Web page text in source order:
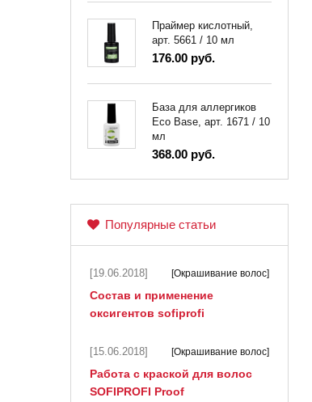
Праймер кислотный,
арт. 5661 / 10 мл
176.00 руб.
База для аллергиков
Eco Base, арт. 1671 / 10
мл
368.00 руб.
Популярные статьи
[19.06.2018] [Окрашивание волос]
Состав и применение
оксигентов sofiprofi
[15.06.2018] [Окрашивание волос]
Работа с краской для волос
SOFIPROFI Proof